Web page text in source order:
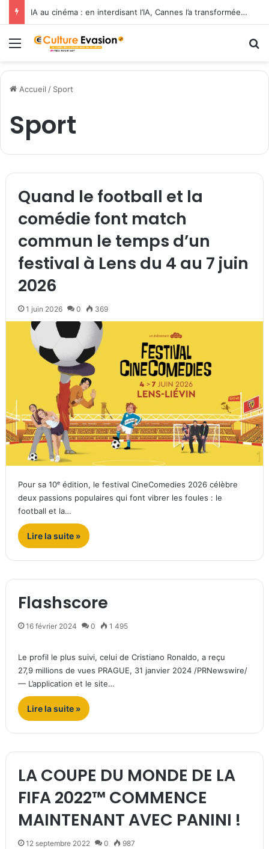
IA au cinéma : en interdisant l’IA, Cannes l’a transformée en label de luxe
Menu
Accueil / Sport
Sport
Quand le football et la
comédie font match
commun le temps d’un
festival à Lens du 4 au 7 juin
2026
1 juin 2026 0 369
Pour sa 10ᵉ édition, le festival CineComedies 2026 célèbre
deux passions populaires qui font vibrer les foules : le
football et la…
Lire la suite »
Flashscore
16 février 2024 0 1 495
Le profil le plus suivi, celui de Cristiano Ronaldo, a reçu
27,9 millions de vues PRAGUE, 31 janvier 2024 /PRNewswire/
— L’application et le site…
Lire la suite »
LA COUPE DU MONDE DE LA
FIFA 2022™ COMMENCE
MAINTENANT AVEC PANINI !
12 septembre 2022 0 987